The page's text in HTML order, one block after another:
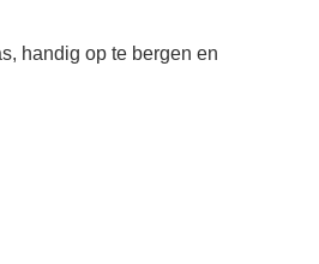
handig op te bergen en